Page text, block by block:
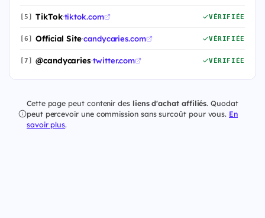
[5] TikTok·tiktok.com VÉRIFIÉE
[6] Official Site·candycaries.com VÉRIFIÉE
[7] @candycaries·twitter.com VÉRIFIÉE
Cette page peut contenir des liens d'achat affiliés. Quodat
peut percevoir une commission sans surcoût pour vous. En
savoir plus.